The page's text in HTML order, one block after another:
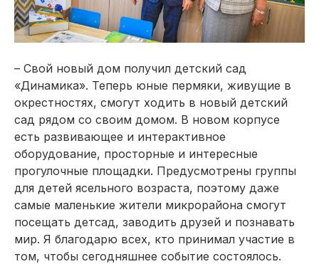
– Свой новый дом получил детский сад
«Динамика». Теперь юные пермяки, живущие в
окрестностях, смогут ходить в новый детский
сад рядом со своим домом. В новом корпусе
есть развивающее и интерактивное
оборудование, просторные и интересные
прогулочные площадки. Предусмотрены группы
для детей ясельного возраста, поэтому даже
самые маленькие жители микрорайона смогут
посещать детсад, заводить друзей и познавать
мир. Я благодарю всех, кто принимал участие в
том, чтобы сегодняшнее событие состоялось.